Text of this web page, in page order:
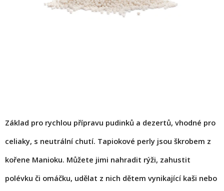
Základ pro rychlou přípravu pudinků a dezertů, vhodné pro
celiaky, s neutrální chutí. Tapiokové perly jsou škrobem z
kořene Manioku. Můžete jimi nahradit rýži, zahustit
polévku či omáčku, udělat z nich dětem vynikající kaši nebo